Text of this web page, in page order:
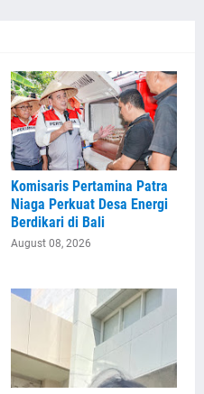
Komisaris Pertamina Patra
Niaga Perkuat Desa Energi
Berdikari di Bali
August 08, 2026